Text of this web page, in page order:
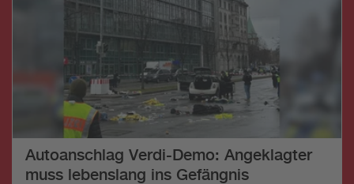
Autoanschlag Verdi-Demo: Angeklagter
muss lebenslang ins Gefängnis